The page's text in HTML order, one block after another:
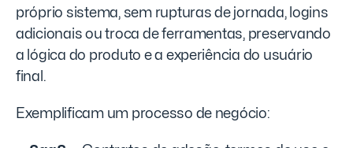
próprio sistema, sem rupturas de jornada, logins
adicionais ou troca de ferramentas, preservando
a lógica do produto e a experiência do usuário
final.
Exemplificam um processo de negócio: